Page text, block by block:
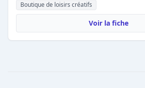
Boutique de loisirs créatifs
Voir la fiche